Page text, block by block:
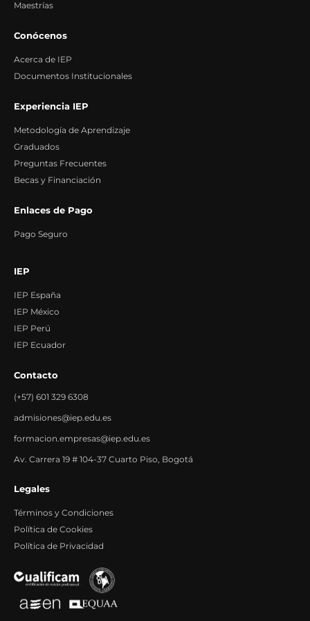
Maestrías
Conócenos
Acerca de IEP
Documentos Institucionales
Experiencia IEP
Metodología de Aprendizaje
Graduados
Preguntas Frecuentes
Becas y Financiación
Enlaces de Pago
Pago Seguro
IEP
IEP España
IEP México
IEP Perú
IEP Ecuador
Contacto
(+57) 601 329 6308
admisiones@iep.edu.es
formacion.empresas@iep.edu.es
Av. Carrera 19 # 104-37 Cuarto Piso, Bogotá
Legales
Términos y Condiciones
Política de Cookies
Política de Privacidad